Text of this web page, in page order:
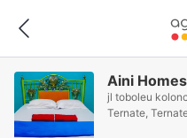
Aini
jl toboleu
Ternate,